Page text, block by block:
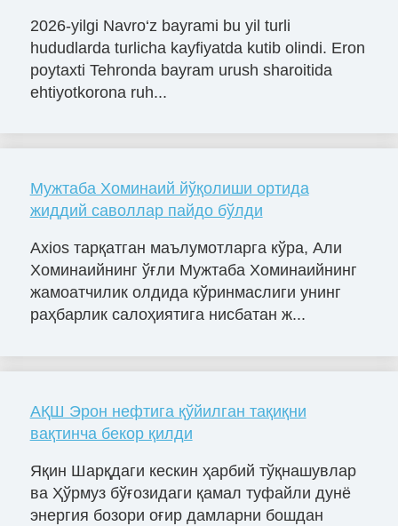
2026-yilgi Navro‘z bayrami bu yil turli
hududlarda turlicha kayfiyatda kutib olindi. Eron
poytaxti Tehronda bayram urush sharoitida
ehtiyotkorona ruh...
Мужтаба Хоминаий йўқолиши ортида
жиддий саволлар пайдо бўлди
Axios тарқатган маълумотларга кўра, Али
Хоминаийнинг ўғли Мужтаба Хоминаийнинг
жамоатчилик олдида кўринмаслиги унинг
раҳбарлик салоҳиятига нисбатан ж...
АҚШ Эрон нефтига қўйилган тақиқни
вақтинча бекор қилди
Яқин Шарқдаги кескин ҳарбий тўқнашувлар
ва Ҳўрмуз бўғозидаги қамал туфайли дунё
энергия бозори оғир дамларни бошдан